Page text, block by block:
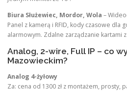
Biura Służewiec, Mordor, Wola –
Panel z kamerą i RFID, kody czasowe dla
alarmowym. Zdalne zarządzanie kartami
Analog, 2-wire, Full IP – co
Mazowieckim?
Analog 4-żyłowy
Za: cena od 1300 zł z montażem, prosty,